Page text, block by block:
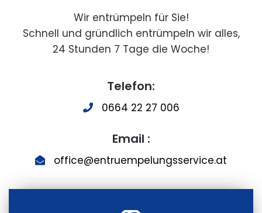
Wir entrümpeln für Sie!
Schnell und gründlich entrümpeln wir alles,
24 Stunden 7 Tage die Woche!
Telefon:
0664 22 27 006
Email :
office@entruempelungsservice.at